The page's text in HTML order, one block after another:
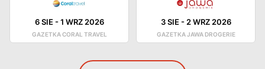
6 SIE -1 WRZ 2026
GAZETKA CORAL TRAVEL
3 SIE - 2 WRZ 2026
GAZETKA JAWA DROGERIE